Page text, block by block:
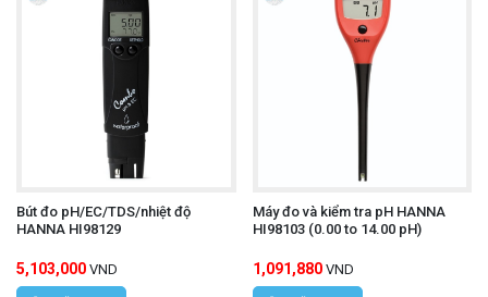
Bút đo pH/EC/TDS/nhiệt độ
HANNA HI98129
5,103,000 VND
Máy đo và kiểm tra pH HANNA
HI98103 (0.00 to 14.00 pH)
1,091,880 VND